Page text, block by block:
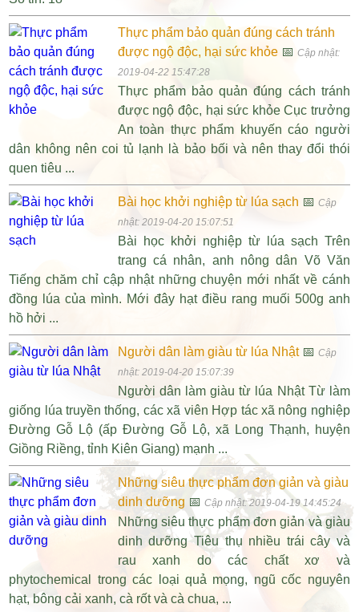
Thực phẩm bảo quản đúng cách tránh
được ngộ độc, hại sức khỏe📅 Cập nhật:
2019-04-22 15:47:28
Thực phẩm bảo quản đúng cách tránh
được ngộ độc, hại sức khỏe Cục trưởng
An toàn thực phẩm khuyến cáo người
dân không nên coi tủ lạnh là bảo bối và nên thay đổi thói
quen tiêu ...
Bài học khởi nghiệp từ lúa sạch 📅 Cập
nhật: 2019-04-20 15:07:51
Bài học khởi nghiệp từ lúa sạch Trên
trang cá nhân, anh nông dân Võ Văn
Tiếng chăm chỉ cập nhật những chuyện mới nhất về cánh
đồng lúa của mình. Mới đây hạt điều rang muối 500g anh
hồ hởi ...
Người dân làm giàu từ lúa Nhật📅 Cập
nhật: 2019-04-20 15:07:39
Người dân làm giàu từ lúa Nhật Từ làm
giống lúa truyền thống, các xã viên Hợp tác xã nông nghiệp
Đường Gỗ Lộ (ấp Đường Gỗ Lộ, xã Long Thạnh, huyện
Giồng Riềng, tỉnh Kiên Giang) mạnh ...
Những siêu thực phẩm đơn giản và giàu
dinh dưỡng 📅 Cập nhật: 2019-04-19 14:45:24
Những siêu thực phẩm đơn giản và giàu
dinh dưỡng Tiêu thụ nhiều trái cây và
rau xanh do các chất xơ và
phytochemical trong các loại quả mọng, ngũ cốc nguyên
hạt, bông cải xanh, cà rốt và cà chua, ...